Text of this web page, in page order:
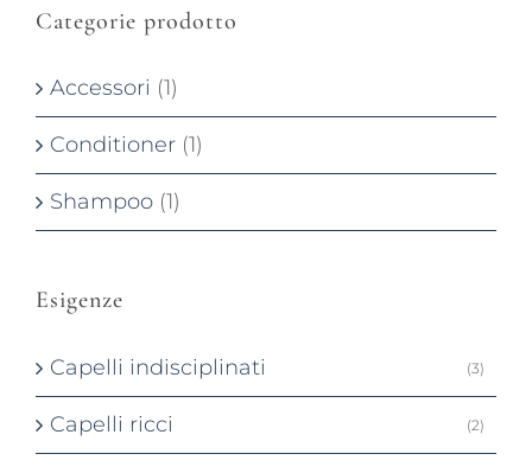
Categorie prodotto
Accessori (1)
Conditioner (1)
Shampoo (1)
Esigenze
Capelli indisciplinati (3)
Capelli ricci (2)